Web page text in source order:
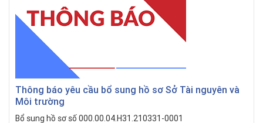
Thông báo yêu cầu bổ sung hồ sơ Sở Tài nguyên và
Môi trường
Bổ sung hồ sơ số 000.00.04.H31.210331-0001